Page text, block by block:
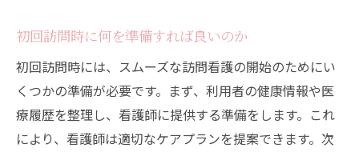
訪問看護中の感染予防策
訪問看護でのトラブルを未然に防ぐ方法
緊急時の対応体制を確認する
継続的なケアプランの見直し
医師指示書取得から始める訪問看護利用の流れ
初回訪問時に何を準備すれば良いのか
初回訪問時には、スムーズな訪問看護の開始のためにい
くつかの準備が必要です。まず、利用者の健康情報や医
療履歴を整理し、看護師に提供する準備をします。これ
により、看護師は適切なケアプランを提案できます。次